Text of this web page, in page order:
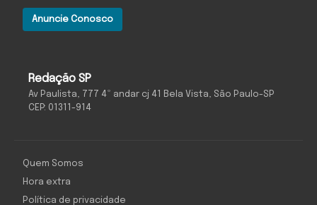
Redação SP
Av Paulista, 777 4º andar cj 41 Bela Vista, São Paulo-SP
CEP: 01311-914
Anuncie Conosco
Quem Somos
Hora extra
Política de privacidade